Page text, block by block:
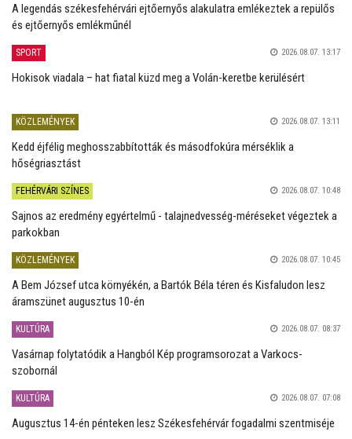
A legendás székesfehérvári ejtőernyős alakulatra emlékeztek a repülős
és ejtőernyős emlékműnél
SPORT 2026.08.07. 13:17
Hokisok viadala – hat fiatal küzd meg a Volán-keretbe kerülésért
KÖZLEMÉNYEK 2026.08.07. 13:11
Kedd éjfélig meghosszabbították és másodfokúra mérséklik a
hőségriasztást
FEHÉRVÁRI SZÍNES 2026.08.07. 10:48
Sajnos az eredmény egyértelmű - talajnedvesség-méréseket végeztek a
parkokban
KÖZLEMÉNYEK 2026.08.07. 10:45
A Bem József utca környékén, a Bartók Béla téren és Kisfaludon lesz
áramszünet augusztus 10-én
KULTÚRA 2026.08.07. 08:37
Vasárnap folytatódik a Hangból Kép programsorozat a Varkocs-
szobornál
KULTÚRA 2026.08.07. 07:08
Augusztus 14-én pénteken lesz Székesfehérvár fogadalmi szentmiséje